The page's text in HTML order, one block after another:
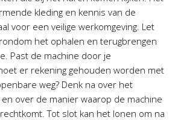
kleding en kennis van de
voor een veilige werkomgeving. Let
het ophalen en terugbrengen
Past de machine door je
er rekening gehouden worden met
weg? Denk na over het
over de manier waarop de machine
Tot slot kan het lonen om na